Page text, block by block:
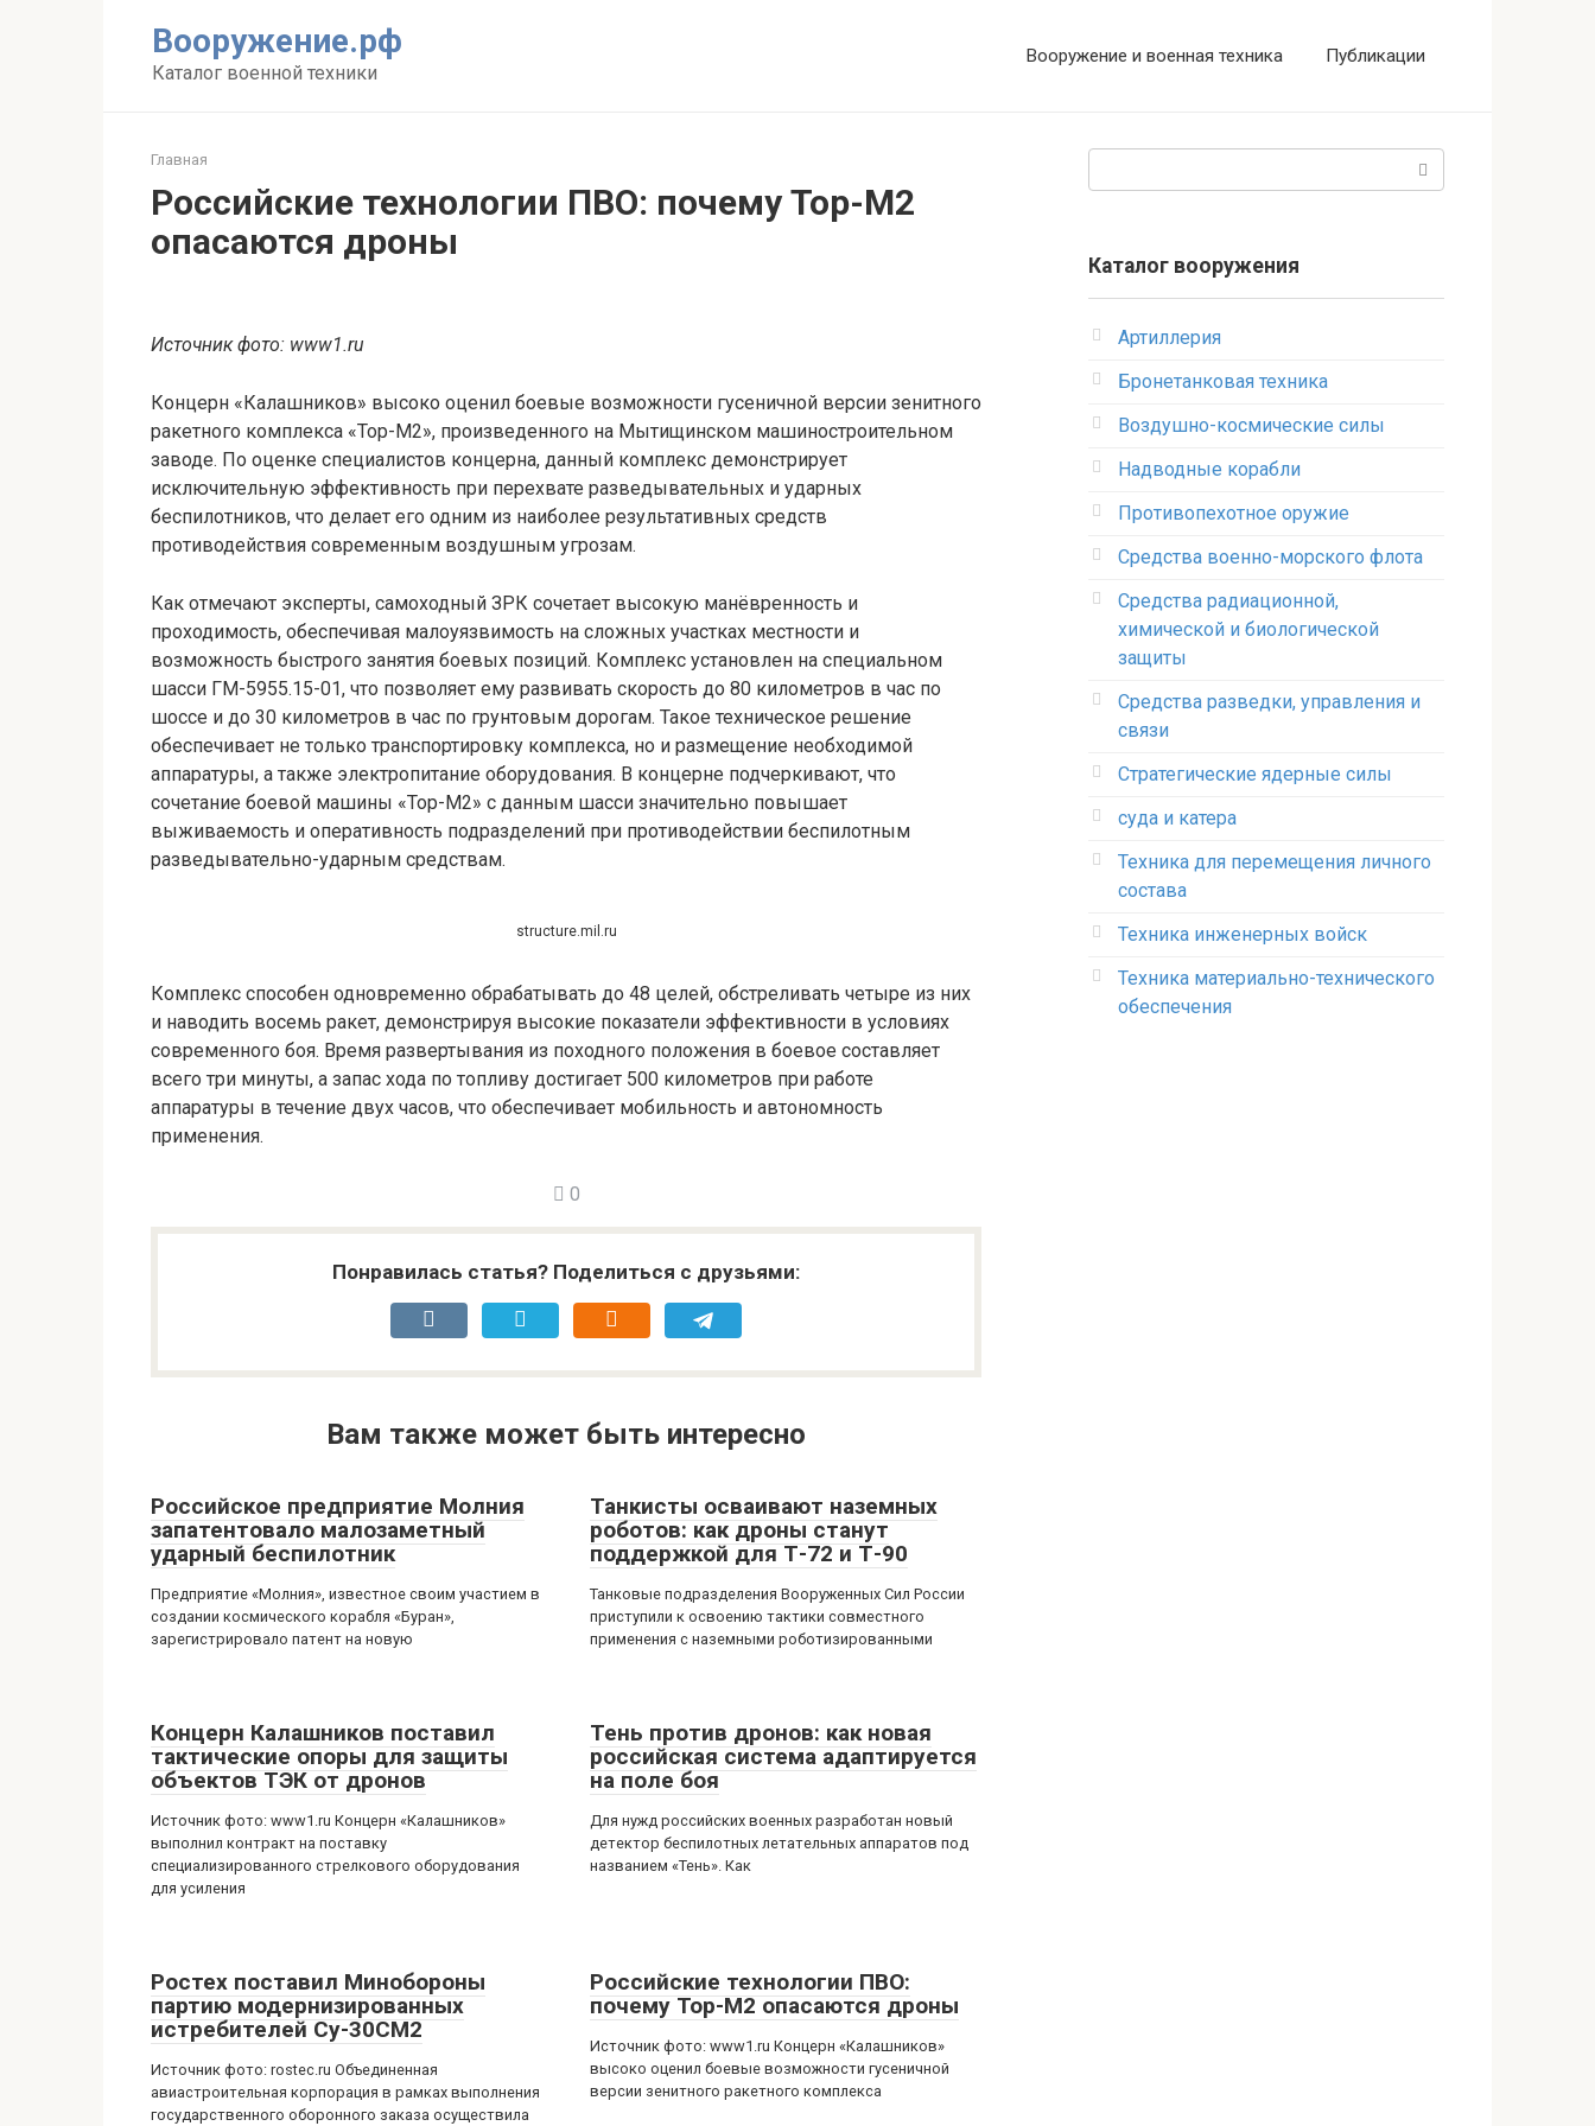
Вооружение.рф
Каталог военной техники
Вооружение и военная техника Публикации
Главная
Российские технологии ПВО: почему Тор-М2
опасаются дроны
Источник фото: www1.ru
Концерн «Калашников» высоко оценил боевые возможности гусеничной версии зенитного
ракетного комплекса «Тор-М2», произведенного на Мытищинском машиностроительном
заводе. По оценке специалистов концерна, данный комплекс демонстрирует
исключительную эффективность при перехвате разведывательных и ударных
беспилотников, что делает его одним из наиболее результативных средств
противодействия современным воздушным угрозам.
Как отмечают эксперты, самоходный ЗРК сочетает высокую манёвренность и
проходимость, обеспечивая малоуязвимость на сложных участках местности и
возможность быстрого занятия боевых позиций. Комплекс установлен на специальном
шасси ГМ-5955.15-01, что позволяет ему развивать скорость до 80 километров в час по
шоссе и до 30 километров в час по грунтовым дорогам. Такое техническое решение
обеспечивает не только транспортировку комплекса, но и размещение необходимой
аппаратуры, а также электропитание оборудования. В концерне подчеркивают, что
сочетание боевой машины «Тор-М2» с данным шасси значительно повышает
выживаемость и оперативность подразделений при противодействии беспилотным
разведывательно-ударным средствам.
structure.mil.ru
Комплекс способен одновременно обрабатывать до 48 целей, обстреливать четыре из них
и наводить восемь ракет, демонстрируя высокие показатели эффективности в условиях
современного боя. Время развертывания из походного положения в боевое составляет
всего три минуты, а запас хода по топливу достигает 500 километров при работе
аппаратуры в течение двух часов, что обеспечивает мобильность и автономность
применения.
0
Понравилась статья? Поделиться с друзьями:
Вам также может быть интересно
Российское предприятие Молния
запатентовало малозаметный
ударный беспилотник
Предприятие «Молния», известное своим участием в
создании космического корабля «Буран»,
зарегистрировало патент на новую
Танкисты осваивают наземных
роботов: как дроны станут
поддержкой для Т-72 и Т-90
Танковые подразделения Вооруженных Сил России
приступили к освоению тактики совместного
применения с наземными роботизированными
Концерн Калашников поставил
тактические опоры для защиты
объектов ТЭК от дронов
Источник фото: www1.ru Концерн «Калашников»
выполнил контракт на поставку
специализированного стрелкового оборудования
для усиления
Тень против дронов: как новая
российская система адаптируется
на поле боя
Для нужд российских военных разработан новый
детектор беспилотных летательных аппаратов под
названием «Тень». Как
Ростех поставил Минобороны
партию модернизированных
истребителей Су-30СМ2
Источник фото: rostec.ru Объединенная
авиастроительная корпорация в рамках выполнения
государственного оборонного заказа осуществила
Российские технологии ПВО:
почему Тор-М2 опасаются дроны
Источник фото: www1.ru Концерн «Калашников»
высоко оценил боевые возможности гусеничной
версии зенитного ракетного комплекса
Каталог вооружения
Артиллерия
Бронетанковая техника
Воздушно-космические силы
Надводные корабли
Противопехотное оружие
Средства военно-морского флота
Средства радиационной,
химической и биологической
защиты
Средства разведки, управления и
связи
Стратегические ядерные силы
суда и катера
Техника для перемещения личного
состава
Техника инженерных войск
Техника материально-технического
обеспечения